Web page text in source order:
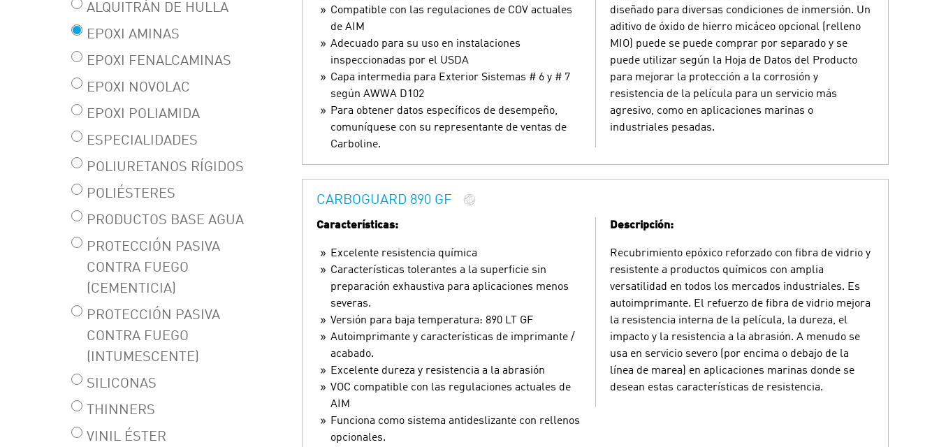
ALQUITRÁN DE HULLA
EPOXI AMINAS
EPOXI FENALCAMINAS
EPOXI NOVOLAC
EPOXI POLIAMIDA
ESPECIALIDADES
POLIURETANOS RÍGIDOS
POLIÉSTERES
PRODUCTOS BASE AGUA
PROTECCIÓN PASIVA
CONTRA FUEGO
(CEMENTICIA)
PROTECCIÓN PASIVA
CONTRA FUEGO
(INTUMESCENTE)
SILICONAS
THINNERS
VINIL ÉSTER
Compatible con las regulaciones de COV actuales
de AIM
Adecuado para su uso en instalaciones
inspeccionadas por el USDA
Capa intermedia para Exterior Sistemas # 6 y # 7
según AWWA D102
Para obtener datos específicos de desempeño,
comuníquese con su representante de ventas de
Carboline.
diseñado para diversas condiciones de inmersión. Un
aditivo de óxido de hierro micáceo opcional (relleno
MIO) puede se puede comprar por separado y se
puede utilizar según la Hoja de Datos del Producto
para mejorar la protección a la corrosión y
resistencia de la película para un servicio más
agresivo, como en aplicaciones marinas o
industriales pesadas.
CARBOGUARD 890 GF
Características:
Excelente resistencia química
Características tolerantes a la superficie sin
preparación exhaustiva para aplicaciones menos
severas.
Versión para baja temperatura: 890 LT GF
Autoimprimante y características de imprimante /
acabado.
Excelente dureza y resistencia a la abrasión
VOC compatible con las regulaciones actuales de
AIM
Funciona como sistema antideslizante con rellenos
opcionales.
Descripción:
Recubrimiento epóxico reforzado con fibra de vidrio y
resistente a productos químicos con amplia
versatilidad en todos los mercados industriales. Es
autoimprimante. El refuerzo de fibra de vidrio mejora
la resistencia interna de la película, la dureza, el
impacto y la resistencia a la abrasión. A menudo se
usa en servicio severo (por encima o debajo de la
línea de marea) en aplicaciones marinas donde se
desean estas características de resistencia.